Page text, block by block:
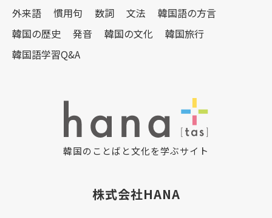
外来語
慣用句 数詞 文法
韓国語の方言
韓国の歴史
発音 韓国の文化
韓国旅行
韓国語学習Q&A
韓国のことばと文化を学ぶサイト
株式会社HANA